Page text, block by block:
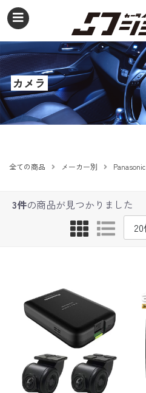
カメラ
全ての商品 メーカー別 Panasonic
3件の商品が見つかりました